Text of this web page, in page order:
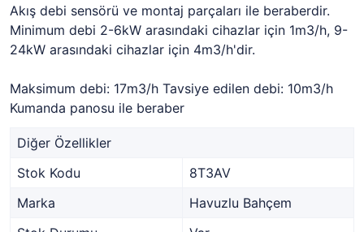
Akış debi sensörü ve montaj parçaları ile beraberdir.
Minimum debi 2-6kW arasındaki cihazlar için 1m3/h, 9-
24kW arasındaki cihazlar için 4m3/h'dir.
Maksimum debi: 17m3/h Tavsiye edilen debi: 10m3/h
Kumanda panosu ile beraber
Diğer Özellikler
Stok Kodu
8T3AV
Marka
Havuzlu Bahçem